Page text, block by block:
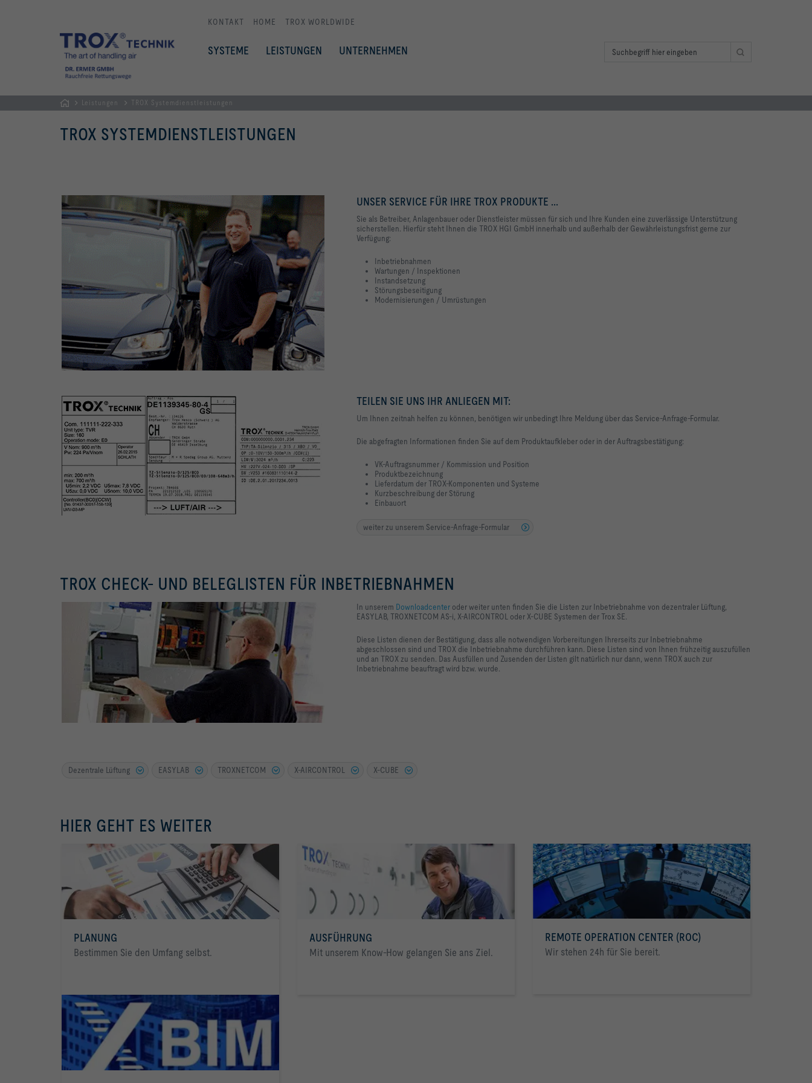
KONTAKT HOME TROX WORLDWIDE
SYSTEME LEISTUNGEN UNTERNEHMEN
Leistungen TROX Systemdienstleistungen
TROX SYSTEMDIENSTLEISTUNGEN
UNSER SERVICE FÜR IHRE TROX PRODUKTE ...
Sie als Betreiber, Anlagenbauer oder Dienstleister müssen für sich und Ihre Kunden eine zuverlässige Unterstützung
sicherstellen. Hierfür steht Ihnen die TROX HGI GmbH innerhalb und außerhalb der Gewährleistungsfrist gerne zur
Verfügung:
Inbetriebnahmen
Wartungen / Inspektionen
Instandsetzung
Störungsbeseitigung
Modernisierungen / Umrüstungen
TEILEN SIE UNS IHR ANLIEGEN MIT:
Um Ihnen zeitnah helfen zu können, benötigen wir unbedingt Ihre Meldung über das Service-Anfrage-Formular.
Die abgefragten Informationen finden Sie auf dem Produktaufkleber oder in der Auftragsbestätigung:
VK-Auftragsnummer / Kommission und Position
Produktbezeichnung
Lieferdatum der TROX-Komponenten und Systeme
Kurzbeschreibung der Störung
Einbauort
weiter zu unserem Service-Anfrage-Formular
TROX CHECK- UND BELEGLISTEN FÜR INBETRIEBNAHMEN
In unserem Downloadcenteroder weiter unten finden Sie die Listen zur Inbetriebnahme von dezentraler Lüftung,
EASYLAB, TROXNETCOM AS-i, X-AIRCONTROL oder X-CUBE Systemen der Trox SE.
Diese Listen dienen der Bestätigung, dass alle notwendigen Vorbereitungen Ihrerseits zur Inbetriebnahme
abgeschlossen sind und TROX die Inbetriebnahme durchführen kann. Diese Listen sind von Ihnen frühzeitig auszufüllen
und an TROX zu senden. Das Ausfüllen und Zusenden der Listen gilt natürlich nur dann, wenn TROX auch zur
Inbetriebnahme beauftragt wird bzw. wurde.
Dezentrale Lüftung EASYLAB TROXNETCOM X-AIRCONTROL X-CUBE
HIER GEHT ES WEITER
PLANUNG
Bestimmen Sie den Umfang selbst.
AUSFÜHRUNG
Mit unserem Know-How gelangen Sie ans Ziel.
REMOTE OPERATION CENTER (ROC)
Wir stehen 24h für Sie bereit.